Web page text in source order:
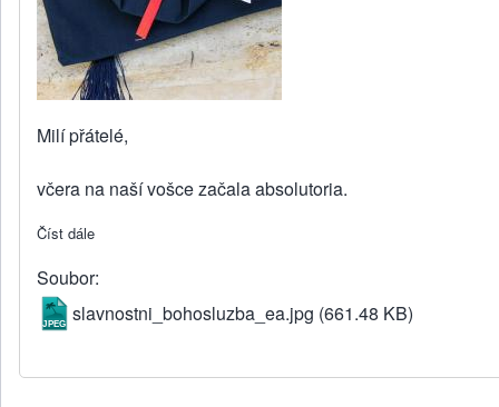
Milí přátelé,
včera na naší vošce začala absolutoria.
Číst dále
Soubor
slavnostni_bohosluzba_ea.jpg (661.48 KB)